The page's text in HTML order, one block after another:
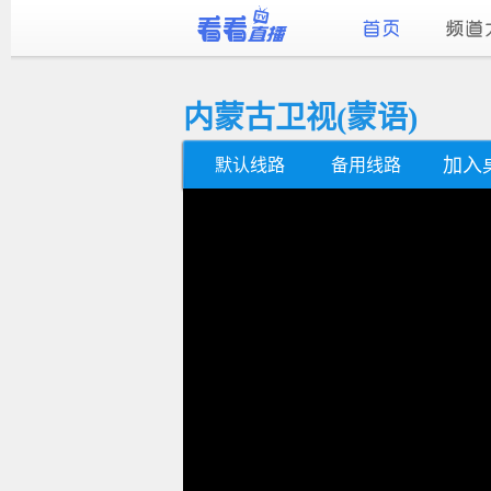
内蒙古卫视(蒙语)
默认线路 备用线路 加入